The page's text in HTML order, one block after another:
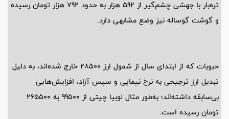
تره‌بار با جهشی چشم‌گیر از 592 هزار به حدود 792 هزار تومان رسیده
و گوشت گوساله نیز وضع مشابهی دارد.
حبوبات که از ابتدای سال از شمول ارز 28500 خارج شده‌اند، به دلیل
تبدیل ارز ترجیحی به نرخ نیمایی و سپس آزاد، افزایش‌هایی
بی‌سابقه داشته‌اند؛ به‌طور مثال لوبیا چیتی از 99500 به 265500
تومان رسیده است.